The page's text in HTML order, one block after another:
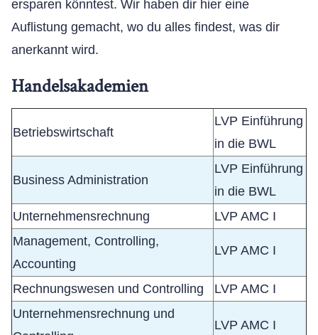
ersparen könntest. Wir haben dir hier eine
Auflistung gemacht, wo du alles findest, was dir
anerkannt wird.
Handelsakademien
Betriebswirtschaft
LVP Einführung
in die BWL
Business Administration
LVP Einführung
in die BWL
Unternehmensrechnung
LVP AMC I
Management, Controlling,
Accounting
LVP AMC I
Rechnungswesen und Controlling
LVP AMC I
Unternehmensrechnung und
LVP AMC I